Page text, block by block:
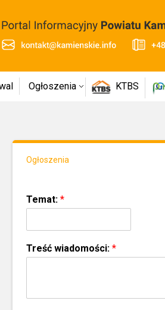
Ogłoszenia KTBS
Ogłoszenia
Temat: *
Treść wiadomości: *